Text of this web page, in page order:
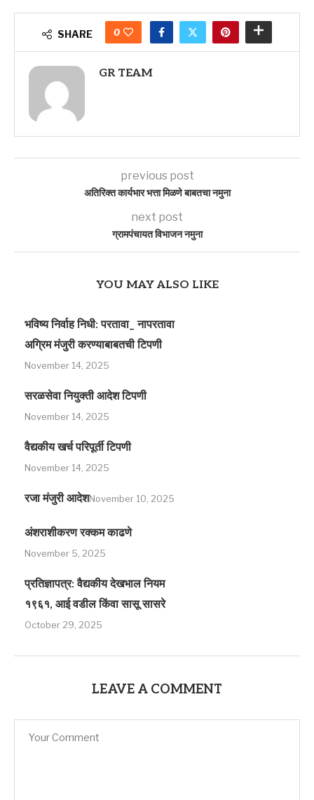
SHARE 0
GR TEAM
previous post
अतिरिक्त कार्यभार भत्ता मिळणे बाबतचा नमुना
next post
ग्रामपंचायत विभाजन नमुना
YOU MAY ALSO LIKE
भविष्य निर्वाह निधी: परतावा_ नापरतावा
अग्रिम मंजुरी करण्याबाबतची टिपणी
November 14, 2025
सरळसेवा नियुक्ती आदेश टिपणी
November 14, 2025
वैद्यकीय खर्च परिपूर्ती टिपणी
November 14, 2025
रजा मंजुरी आदेशNovember 10, 2025
अंशराशीकरण रक्कम काढणे
November 5, 2025
प्रतिज्ञापत्र: वैद्यकीय देखभाल नियम
१९६१, आई वडील किंवा सासू सासरे
October 29, 2025
LEAVE A COMMENT